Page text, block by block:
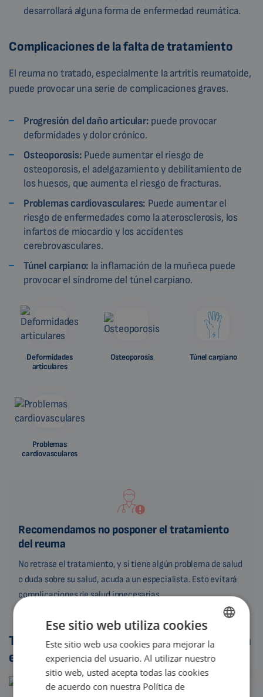
desarrollará alguna forma de enfermedad reumática.
Complicaciones de la falta de tratamiento
El reuma no tratado, especialmente la artritis reumatoide,
puede provocar una serie de complicaciones graves.
Progresión del daño articular: puede provocar
deformidades y dolor crónico.
Osteoporosis: Puede aumentar el riesgo de
osteoporosis, el adelgazamiento y debilitamiento de
los huesos, que aumenta el riesgo de fracturas.
Problemas cardiovasculares: Puede aumentar el
riesgo de enfermedades como la aterosclerosis, los
infartos de miocardio y los accidentes
cerebrovasculares.
Túnel carpiano: la inflamación de la muñeca puede
provocar el síndrome del túnel carpiano.
Deformidades
articulares
Osteoporosis Túnel carpiano
Problemas
cardiovasculares
Recomendamos no posponer el tratamiento
del reuma
No retrase el tratamiento, y si tiene algún problema de salud
o duda sobre su salud, acuda a un especialista. Esto evitará
complicaciones de salud innecesarias.
Tratamiento del reuma - ¿qué ayuda para
el reuma?
ENGLISH
DUTCH
GERMAN
Ese sitio web utiliza cookies
Este sitio web usa cookies para mejorar la
experiencia del usuario. Al utilizar nuestro
sitio web, usted acepta todas las cookies
de acuerdo con nuestra Política de